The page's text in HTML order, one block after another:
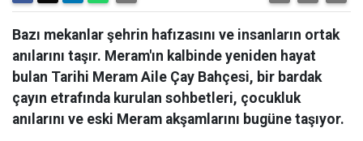
Bazı mekanlar şehrin hafızasını ve insanların ortak
anılarını taşır. Meram'ın kalbinde yeniden hayat
bulan Tarihi Meram Aile Çay Bahçesi, bir bardak
çayın etrafında kurulan sohbetleri, çocukluk
anılarını ve eski Meram akşamlarını bugüne taşıyor.